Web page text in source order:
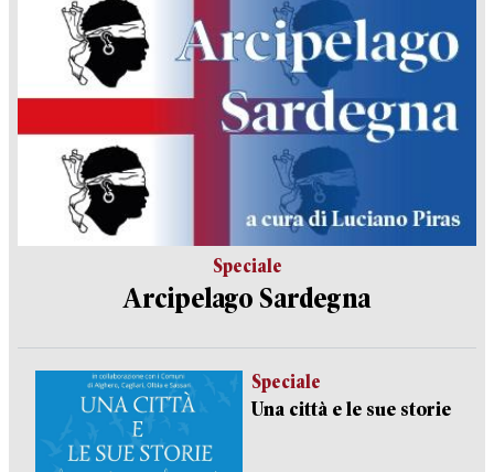
Speciale
Arcipelago Sardegna
Speciale
Una città e le sue storie